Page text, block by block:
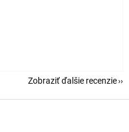
Zobraziť ďalšie recenzie